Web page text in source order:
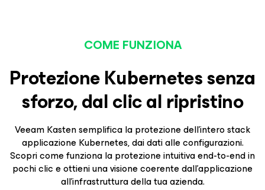
COME FUNZIONA
Protezione Kubernetes senza
sforzo, dal clic al ripristino
Veeam Kasten semplifica la protezione dell'intero stack
applicazione Kubernetes, dai dati alle configurazioni.
Scopri come funziona la protezione intuitiva end-to-end in
pochi clic e ottieni una visione coerente dall'applicazione
all'infrastruttura della tua azienda.